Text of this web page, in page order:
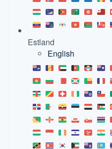
Estland
English